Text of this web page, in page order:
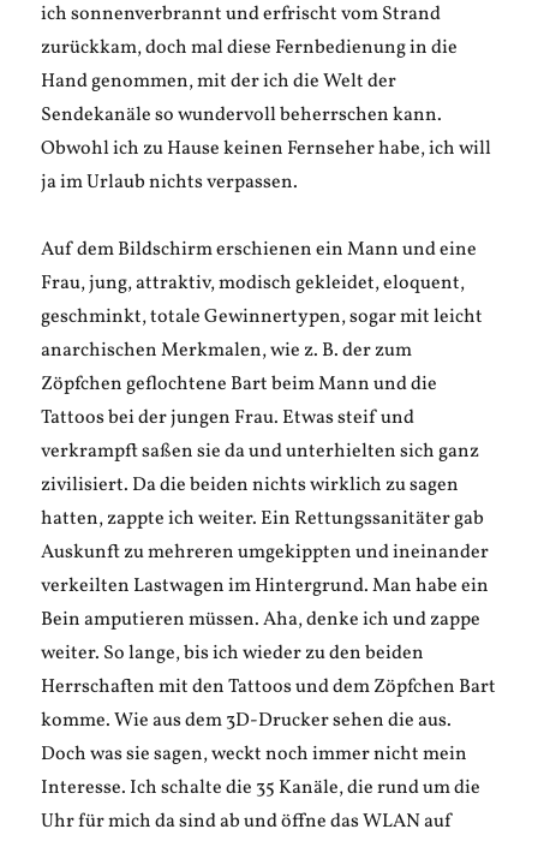
ich sonnenverbrannt und erfrischt vom Strand
zurückkam, doch mal diese Fernbedienung in die
Hand genommen, mit der ich die Welt der
Sendekanäle so wundervoll beherrschen kann.
Obwohl ich zu Hause keinen Fernseher habe, ich will
ja im Urlaub nichts verpassen.
Auf dem Bildschirm erschienen ein Mann und eine
Frau, jung, attraktiv, modisch gekleidet, eloquent,
geschminkt, totale Gewinnertypen, sogar mit leicht
anarchischen Merkmalen, wie z. B. der zum
Zöpfchen geflochtene Bart beim Mann und die
Tattoos bei der jungen Frau. Etwas steif und
verkrampft saßen sie da und unterhielten sich ganz
zivilisiert. Da die beiden nichts wirklich zu sagen
hatten, zappte ich weiter. Ein Rettungssanitäter gab
Auskunft zu mehreren umgekippten und ineinander
verkeilten Lastwagen im Hintergrund. Man habe ein
Bein amputieren müssen. Aha, denke ich und zappe
weiter. So lange, bis ich wieder zu den beiden
Herrschaften mit den Tattoos und dem Zöpfchen Bart
komme. Wie aus dem 3D-Drucker sehen die aus.
Doch was sie sagen, weckt noch immer nicht mein
Interesse. Ich schalte die 35 Kanäle, die rund um die
Uhr für mich da sind ab und öffne das WLAN auf